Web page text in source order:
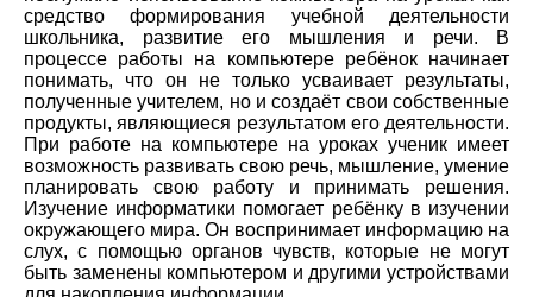
средство формирования учебной деятельности
школьника, развитие его мышления и речи. В
процессе работы на компьютере ребёнок начинает
понимать, что он не только усваивает результаты,
полученные учителем, но и создаёт свои собственные
продукты, являющиеся результатом его деятельности.
При работе на компьютере на уроках ученик имеет
возможность развивать свою речь, мышление, умение
планировать свою работу и принимать решения.
Изучение информатики помогает ребёнку в изучении
окружающего мира. Он воспринимает информацию на
слух, с помощью органов чувств, которые не могут
быть заменены компьютером и другими устройствами